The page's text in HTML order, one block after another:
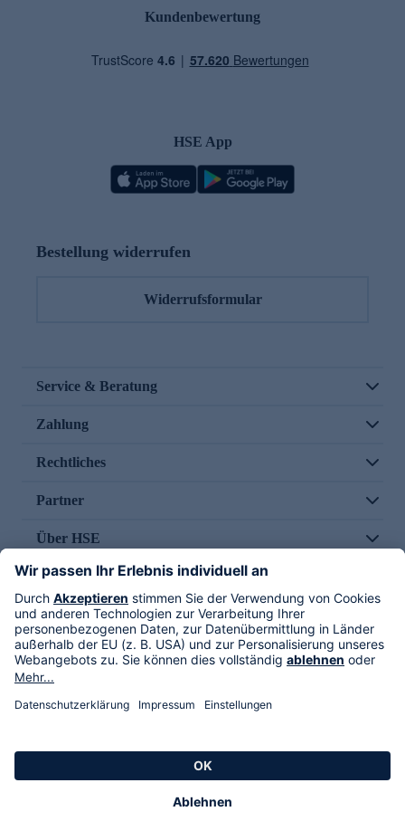
Kundenbewertung
HSE App
Bestellung widerrufen
Widerrufsformular
Service & Beratung
Zahlung
Rechtliches
Partner
Über HSE
Im TV
HSE International